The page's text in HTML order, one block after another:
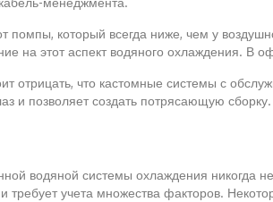
который всегда ниже, чем у
на этот аспект водяного охлаждения. В
отрицать, что кастомные системы с
и позволяет создать потрясающую сборку.
водяной системы охлаждения никогда
учета множества факторов.